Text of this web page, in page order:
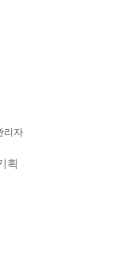
리자
획